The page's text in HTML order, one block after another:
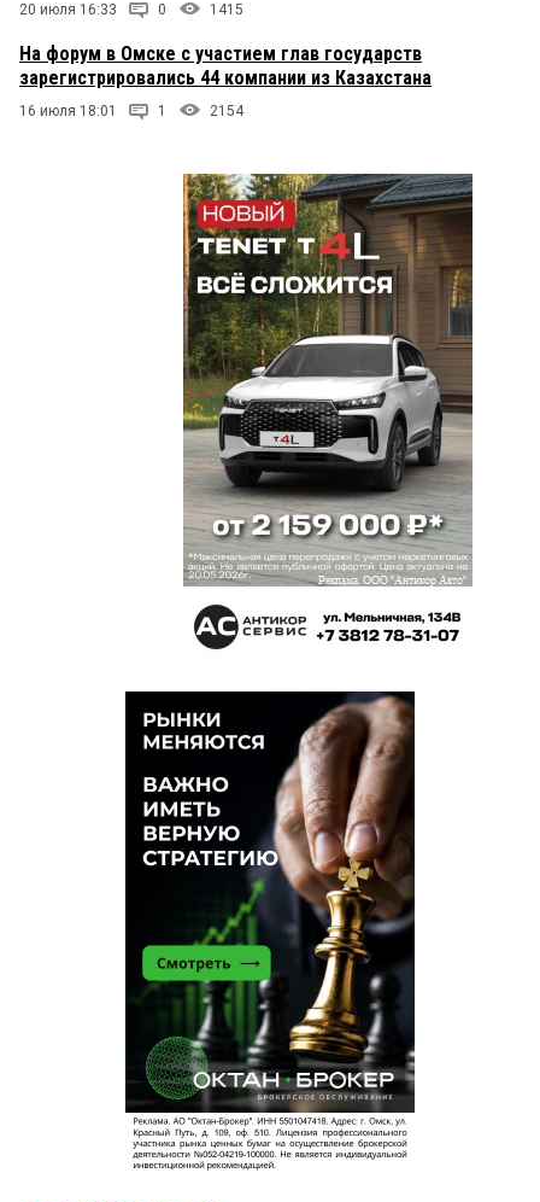
20 июля 16:33 0 1415
На форум в Омске с участием глав государств
зарегистрировались 44 компании из Казахстана
16 июля 18:01 1 2154